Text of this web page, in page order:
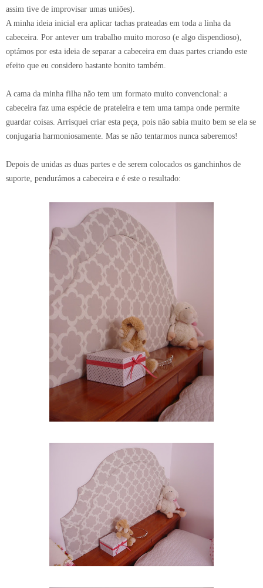
assim tive de improvisar umas uniões).
A minha ideia inicial era aplicar tachas prateadas em toda a linha da
cabeceira. Por antever um trabalho muito moroso (e algo dispendioso),
optámos por esta ideia de separar a cabeceira em duas partes criando este
efeito que eu considero bastante bonito também.
A cama da minha filha não tem um formato muito convencional: a
cabeceira faz uma espécie de prateleira e tem uma tampa onde permite
guardar coisas. Arrisquei criar esta peça, pois não sabia muito bem se ela se
conjugaria harmoniosamente. Mas se não tentarmos nunca saberemos!
Depois de unidas as duas partes e de serem colocados os ganchinhos de
suporte, pendurámos a cabeceira e é este o resultado: